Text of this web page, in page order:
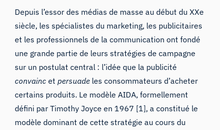
Depuis l’essor des médias de masse au début du XXe
siècle, les spécialistes du marketing, les publicitaires
et les professionnels de la communication ont fondé
une grande partie de leurs stratégies de campagne
sur un postulat central : l’idée que la publicité
convainc etpersuade les consommateurs d’acheter
certains produits. Le modèle AIDA, formellement
défini par Timothy Joyce en 1967 [1], a constitué le
modèle dominant de cette stratégie au cours du